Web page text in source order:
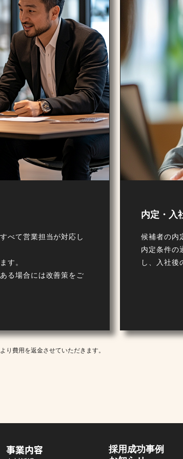
べて営業担当が対応し
す。
る場合には改善策をご
内定・入
候補者の内
内定条件の
し、入社後
費用を返金させていただきます。
事業内容
採用成功事例